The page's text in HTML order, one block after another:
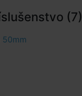
(7)
50mm